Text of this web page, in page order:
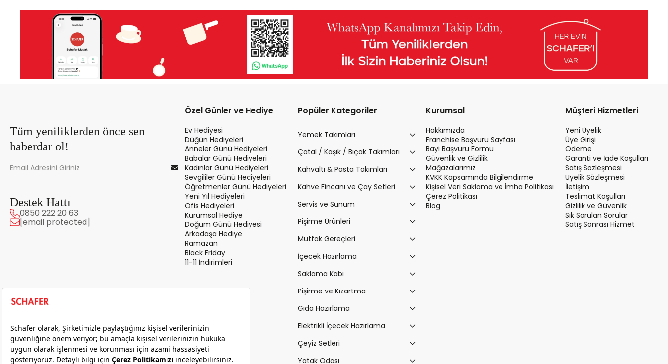
Tüm yeniliklerden önce sen
haberdar ol!
Destek Hattı
0850 222 20 63
[email protected]
Özel Günler ve Hediye
Ev Hediyesi
Düğün Hediyeleri
Anneler Günü Hediyeleri
Babalar Günü Hediyeleri
Kadınlar Günü Hediyeleri
Sevgililer Günü Hediyeleri
Öğretmenler Günü Hediyeleri
Yeni Yıl Hediyeleri
Ofis Hediyeleri
Kurumsal Hediye
Doğum Günü Hediyesi
Arkadaşa Hediye
Ramazan
Black Friday
11-11 İndirimleri
Popüler Kategoriler
Yemek Takımları
Çatal / Kaşık / Bıçak Takımları
Kahvaltı & Pasta Takımları
Kahve Fincanı ve Çay Setleri
Servis ve Sunum
Pişirme Ürünleri
Mutfak Gereçleri
İçecek Hazırlama
Saklama Kabı
Pişirme ve Kızartma
Gıda Hazırlama
Elektrikli İçecek Hazırlama
Çeyiz Setleri
Yatak Odası
Kurumsal
Hakkımızda
Franchise Başvuru Sayfası
Bayi Başvuru Formu
Güvenlik ve Gizlilik
Mağazalarımız
KVKK Kapsamında Bilgilendirme
Kişisel Veri Saklama ve İmha Politikası
Çerez Politikası
Blog
Müşteri Hizmetleri
Yeni Üyelik
Üye Girişi
Ödeme
Garanti ve İade Koşulları
Satış Sözleşmesi
Üyelik Sözleşmesi
İletişim
Teslimat Koşulları
Gizlilik ve Güvenlik
Sık Sorulan Sorular
Satış Sonrası Hizmet